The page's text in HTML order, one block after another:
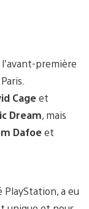
première
Cageet
Dream, mais
Dafoeet
PlayStation, a eu